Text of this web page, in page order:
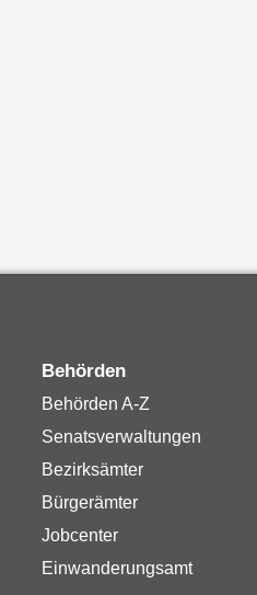
Behörden
Behörden A-Z
Senatsverwaltungen
Bezirksämter
Bürgerämter
Jobcenter
Einwanderungsamt